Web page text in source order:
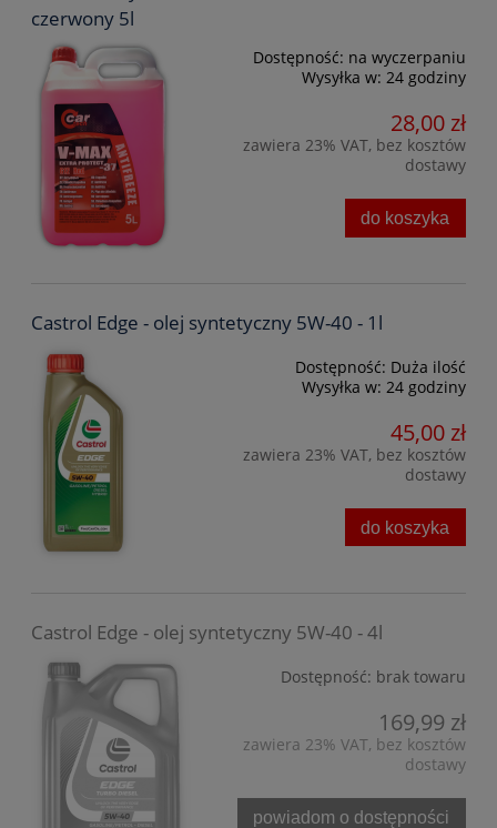
czerwony 5l
Dostępność: na wyczerpaniu
Wysyłka w: 24 godziny
28,00 zł
zawiera 23% VAT, bez kosztów
dostawy
do koszyka
Castrol Edge - olej syntetyczny 5W-40 - 1l
Dostępność: Duża ilość
Wysyłka w: 24 godziny
45,00 zł
zawiera 23% VAT, bez kosztów
dostawy
do koszyka
Castrol Edge - olej syntetyczny 5W-40 - 4l
Dostępność: brak towaru
169,99 zł
zawiera 23% VAT, bez kosztów
dostawy
powiadom o dostępności